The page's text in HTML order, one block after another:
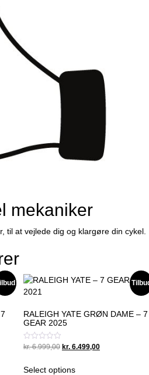
mekaniker
til at vejlede dig og klargøre din cykel.
RALEIGH YATE GRØN DAME – 7
GEAR 2025
Vurderet
af
kr.6.999,00 Original
was:
kr.6.499,00Current
Select options